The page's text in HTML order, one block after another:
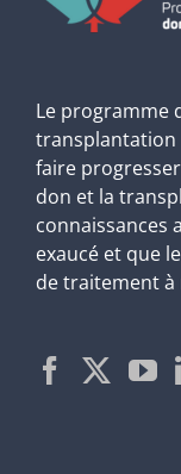
Le programme
transplantation
faire
don et la
connaissances
exaucé et que
de traitement